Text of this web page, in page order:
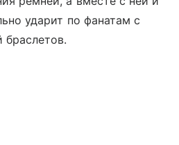
ударит по фанатам с
браслетов.